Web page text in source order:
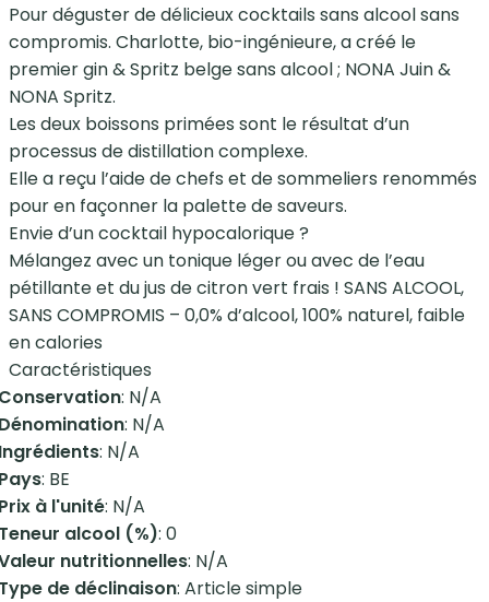
Pour déguster de délicieux cocktails sans alcool sans
compromis. Charlotte, bio-ingénieure, a créé le
premier gin & Spritz belge sans alcool ; NONA Juin &
NONA Spritz.
Les deux boissons primées sont le résultat d’un
processus de distillation complexe.
Elle a reçu l’aide de chefs et de sommeliers renommés
pour en façonner la palette de saveurs.
Envie d’un cocktail hypocalorique ?
Mélangez avec un tonique léger ou avec de l’eau
pétillante et du jus de citron vert frais ! SANS ALCOOL,
SANS COMPROMIS – 0,0% d’alcool, 100% naturel, faible
en calories
Caractéristiques
: N/A
: N/A
: N/A
: BE
à l'unité: N/A
alcool (%): 0
nutritionnelles: N/A
de déclinaison: Article simple